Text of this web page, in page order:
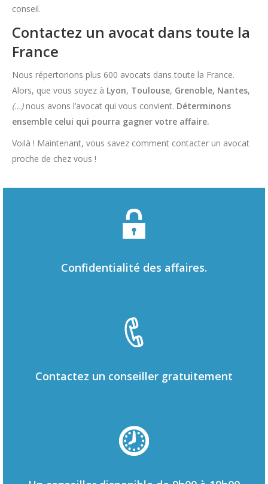
conseil.
Contactez un avocat dans toute la
France
Nous répertorions plus 600 avocats dans toute la France.
Alors, que vous soyez à Lyon, Toulouse, Grenoble, Nantes,
(…)nous avons l’avocat qui vous convient. Déterminons
ensemble celui qui pourra gagner votre affaire.
Voilà ! Maintenant, vous savez comment contacter un avocat
proche de chez vous !
Confidentialité des affaires.
Contactez un conseiller gratuitement